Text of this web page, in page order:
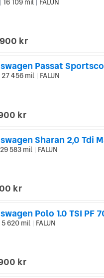
16 109 mil FALUN
kr
Passat
27 456 mil FALUN
kr
Sharan 2,0 Tdi
29 583 mil FALUN
kr
Polo 1.0 TSI PF
5 620 mil FALUN
kr